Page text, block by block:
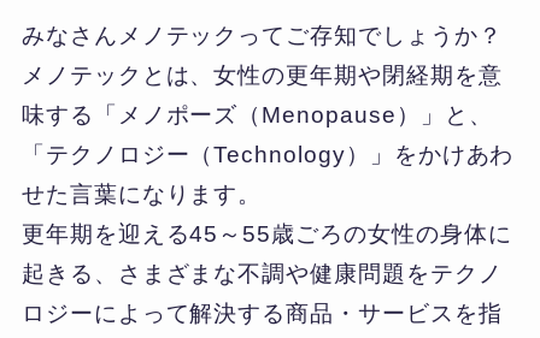
みなさんメノテックってご存知でしょうか？
メノテックとは、女性の更年期や閉経期を意
味する「メノポーズ（Menopause）」と、
「テクノロジー（Technology）」をかけあわ
せた言葉になります。
更年期を迎える45～55歳ごろの女性の身体に
起きる、さまざまな不調や健康問題をテクノ
ロジーによって解決する商品・サービスを指